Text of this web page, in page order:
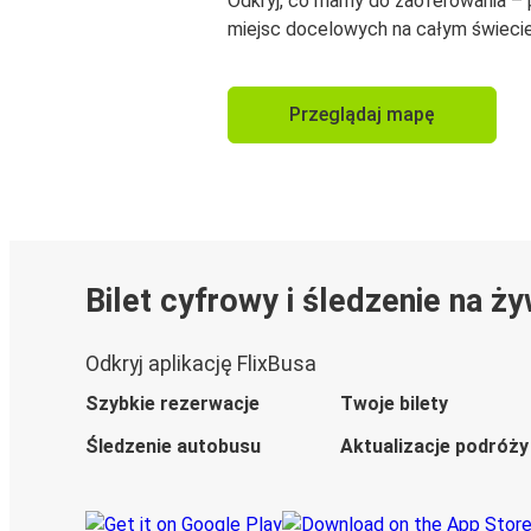
miejsc docelowych na całym
Przeglądaj mapę
Bilet cyfrowy i śledzenie na
Odkryj aplikację FlixBusa
Szybkie rezerwacje
Twoje bilety
Śledzenie autobusu
Aktualizacje podróży